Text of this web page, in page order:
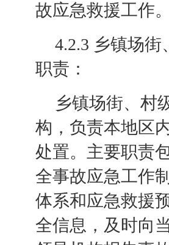
故应急救援工作
4.2.3 乡镇场街
职责：
乡镇场街、村
构，负责本地区
处置。主要职责
全事故应急工作
体系和应急救援
全信息，及时向